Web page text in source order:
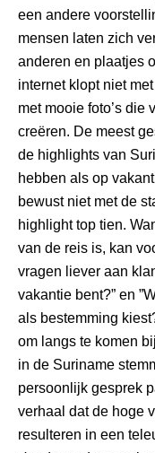
een andere
mensen laten zich
anderen en plaatjes
internet klopt niet
met mooie foto’s die
creëren. De meest
de highlights van
hebben als op
bewust niet met de
highlight top tien.
van de reis is, kan
vragen liever aan
vakantie bent?” en
als bestemming
om langs te komen
in de Suriname
persoonlijk gesprek
verhaal dat de hoge
resulteren in een